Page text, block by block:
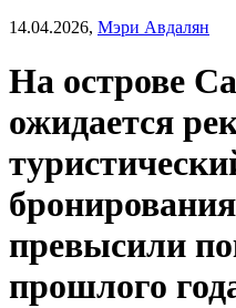
14.04.2026, Мэри Авдалян
На острове
ожидается
превысили
прошлого